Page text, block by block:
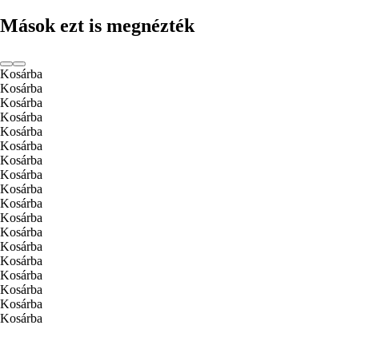
Mások ezt is megnézték
Kosárba
Kosárba
Kosárba
Kosárba
Kosárba
Kosárba
Kosárba
Kosárba
Kosárba
Kosárba
Kosárba
Kosárba
Kosárba
Kosárba
Kosárba
Kosárba
Kosárba
Kosárba